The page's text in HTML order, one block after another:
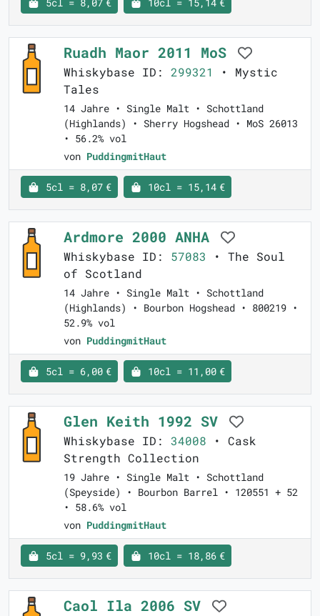
Ruadh Maor 2011 MoS
Whiskybase ID: 299321
• Mystic
Tales
14 Jahre • Single Malt • Schottland
(Highlands) • Sherry Hogshead • MoS 26013
• 56.2% vol
von PuddingmitHaut
5cl = 8,07 € 10cl = 15,14 €
Ardmore 2000 ANHA
Whiskybase ID: 57083 • The Soul
of Scotland
14 Jahre • Single Malt • Schottland
(Highlands) • Bourbon Hogshead • 800219 •
52.9% vol
von PuddingmitHaut
5cl = 6,00 € 10cl = 11,00 €
Glen Keith 1992 SV
Whiskybase ID: 34008 • Cask
Strength Collection
19 Jahre • Single Malt • Schottland
(Speyside) • Bourbon Barrel • 120551 + 52
• 58.6% vol
von PuddingmitHaut
5cl = 9,93 € 10cl = 18,86 €
Caol Ila 2006 SV